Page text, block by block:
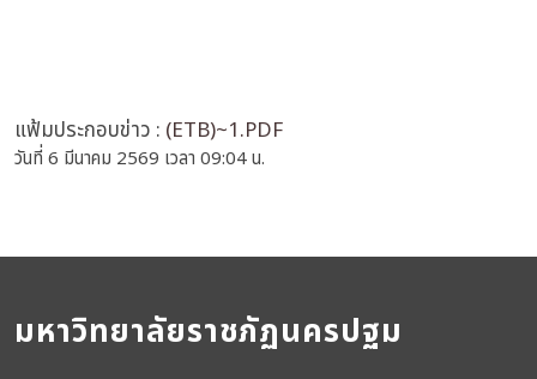
แฟ้มประกอบข่าว : (ETB)~1.PDF
วันที่ 6 มีนาคม 2569 เวลา 09:04 น.
มหาวิทยาลัยราชภัฏนครปฐม